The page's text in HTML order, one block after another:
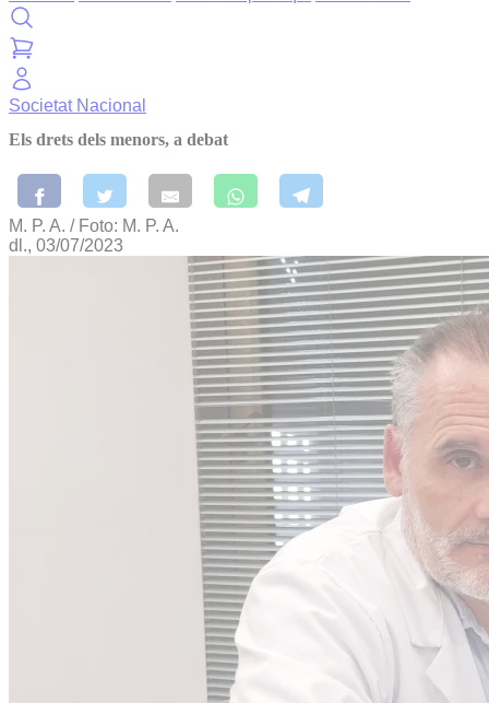
Societat Nacional
Els drets dels menors, a debat
M. P. A. / Foto: M. P. A.
dl., 03/07/2023